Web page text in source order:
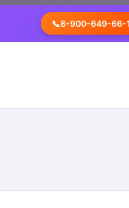
📞8-900-649-66-